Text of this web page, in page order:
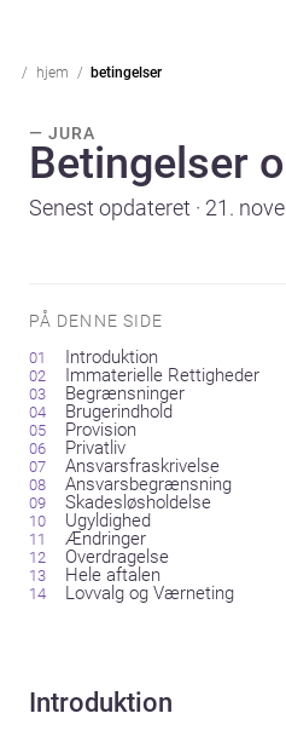
hjem betingelser
— JURA
Betingelser
Senest opdateret · 21.
PÅ DENNE SIDE
Introduktion
Immaterielle Rettigheder
Begrænsninger
Brugerindhold
Provision
Privatliv
Ansvarsfraskrivelse
Ansvarsbegrænsning
Skadesløsholdelse
Ugyldighed
Ændringer
Overdragelse
Hele aftalen
Lovvalg og Værneting
Introduktion